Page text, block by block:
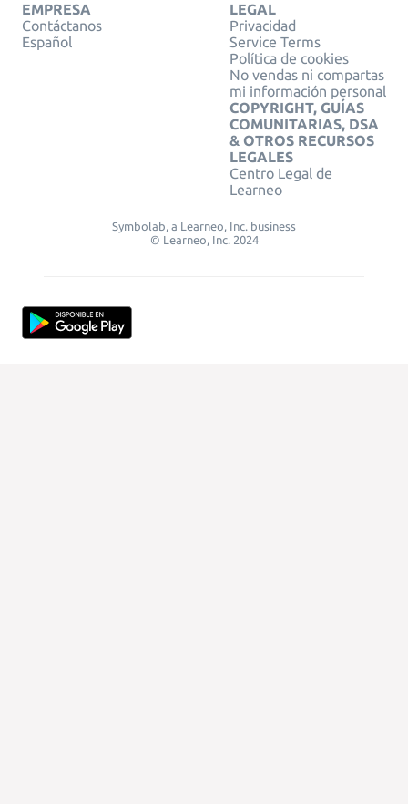
EMPRESA
Contáctanos
Español
LEGAL
Privacidad
Service Terms
Política de cookies
No vendas ni compartas
mi información personal
COPYRIGHT, GUÍAS
COMUNITARIAS, DSA
& OTROS RECURSOS
LEGALES
Centro Legal de
Learneo
Symbolab, a Learneo, Inc. business
© Learneo, Inc. 2024